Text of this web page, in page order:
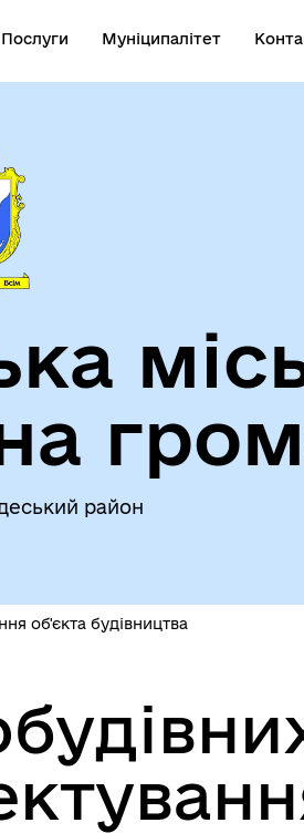
Послуги Муніципалітет
Туризм
Фінанси
Публічна інформація
район
об'єкта будівництва